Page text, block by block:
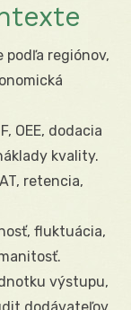
podľa regiónov,
OEE, dodacia
kvality.
retencia,
fluktuácia,
výstupu,